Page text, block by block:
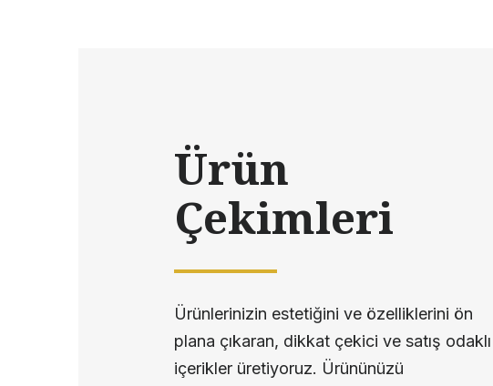
Ürün
Çekimleri
Ürünlerinizin estetiğini ve özelliklerini ön
plana çıkaran, dikkat çekici ve satış odaklı
içerikler üretiyoruz. Ürününüzü